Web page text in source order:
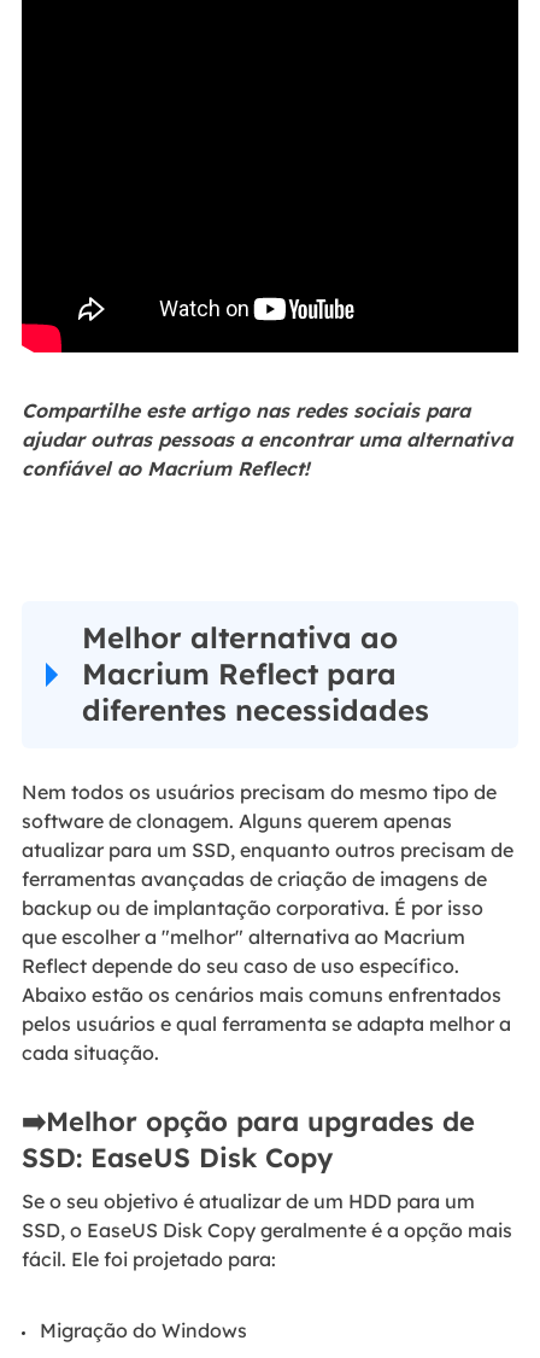
Compartilhe este artigo nas redes sociais para
ajudar outras pessoas a encontrar uma alternativa
confiável ao Macrium Reflect!
Melhor alternativa ao
Macrium Reflect para
diferentes necessidades
Nem todos os usuários precisam do mesmo tipo de
software de clonagem. Alguns querem apenas
atualizar para um SSD, enquanto outros precisam de
ferramentas avançadas de criação de imagens de
backup ou de implantação corporativa. É por isso
que escolher a "melhor" alternativa ao Macrium
Reflect depende do seu caso de uso específico.
Abaixo estão os cenários mais comuns enfrentados
pelos usuários e qual ferramenta se adapta melhor a
cada situação.
➡️Melhor opção para upgrades de
SSD: EaseUS Disk Copy
Se o seu objetivo é atualizar de um HDD para um
SSD, o EaseUS Disk Copy geralmente é a opção mais
fácil. Ele foi projetado para:
Migração do Windows